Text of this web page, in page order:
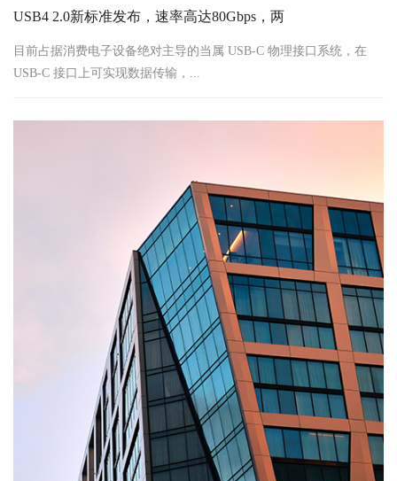
USB4 2.0新标准发布，速率高达80Gbps，两
目前占据消费电子设备绝对主导的当属 USB-C 物理接口系统，在
USB-C 接口上可实现数据传输，...